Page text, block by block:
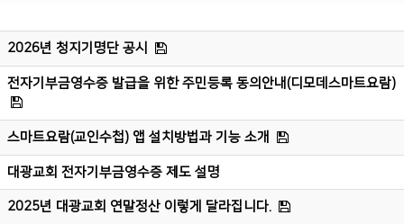
2026년 청지기명단 공시
전자기부금영수증 발급을 위한 주민등록 동의안내(디모데스마트요람)
스마트요람(교인수첩) 앱 설치방법과 기능 소개
대광교회 전자기부금영수증 제도 설명
2025년 대광교회 연말정산 이렇게 달라집니다.